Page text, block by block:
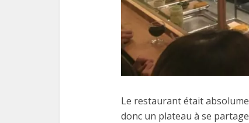
Le restaurant était
donc un plateau à se